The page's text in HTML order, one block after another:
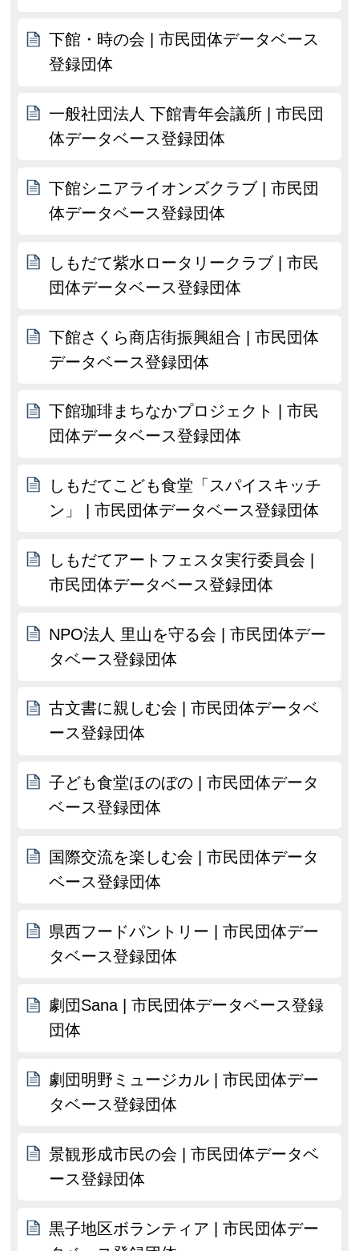
下館・時の会 | 市民団体データベース
登録団体
一般社団法人 下館青年会議所 | 市民団
体データベース登録団体
下館シニアライオンズクラブ | 市民団
体データベース登録団体
しもだて紫水ロータリークラブ | 市民
団体データベース登録団体
下館さくら商店街振興組合 | 市民団体
データベース登録団体
下館珈琲まちなかプロジェクト | 市民
団体データベース登録団体
しもだてこども食堂「スパイスキッチ
ン」 | 市民団体データベース登録団体
しもだてアートフェスタ実行委員会 |
市民団体データベース登録団体
NPO法人 里山を守る会 | 市民団体デー
タベース登録団体
古文書に親しむ会 | 市民団体データベ
ース登録団体
子ども食堂ほのぼの | 市民団体データ
ベース登録団体
国際交流を楽しむ会 | 市民団体データ
ベース登録団体
県西フードパントリー | 市民団体デー
タベース登録団体
劇団Sana | 市民団体データベース登録
団体
劇団明野ミュージカル | 市民団体デー
タベース登録団体
景観形成市民の会 | 市民団体データベ
ース登録団体
黒子地区ボランティア | 市民団体デー